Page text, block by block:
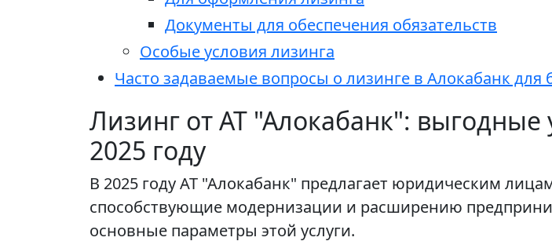
Документы для обеспечения обязательств
Особые условия лизинга
Часто задаваемые вопросы о лизинге в Алокабанк для
Лизинг от АТ "Алокабанк": выгодные
2025 году
В 2025 году АТ "Алокабанк" предлагает юридическим
способствующие модернизации и расширению
основные параметры этой услуги.